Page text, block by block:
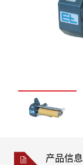
产品信息